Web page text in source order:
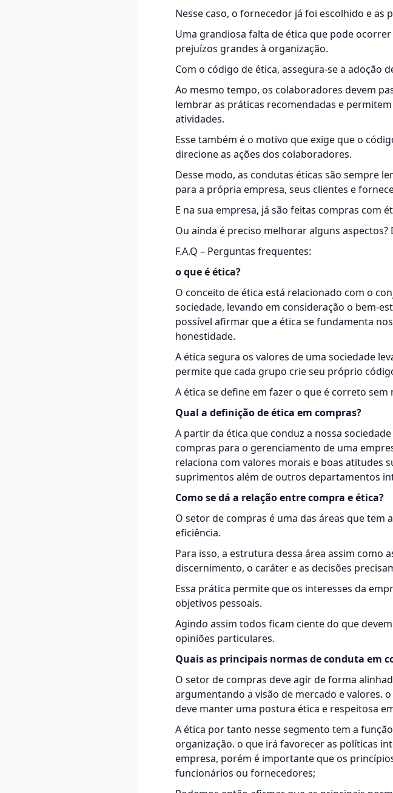
Nesse caso, o fornecedor já foi escolhido e as
Uma grandiosa falta de ética que pode
prejuízos grandes à organização.
Com o código de ética, assegura-se a adoção
Ao mesmo tempo, os colaboradores devem
lembrar as práticas recomendadas e
atividades.
Esse também é o motivo que exige que o
direcione as ações dos colaboradores.
Desse modo, as condutas éticas são sempre
para a própria empresa, seus clientes e
E na sua empresa, já são feitas compras com
Ou ainda é preciso melhorar alguns
F.A.Q – Perguntas frequentes:
o que é ética?
O conceito de ética está relacionado com o
sociedade, levando em consideração o bem-
possível afirmar que a ética se fundamenta
honestidade.
A ética segura os valores de uma sociedade
permite que cada grupo crie seu próprio
A ética se define em fazer o que é correto
Qual a definição de ética em compras?
A partir da ética que conduz a nossa
compras para o gerenciamento de uma
relaciona com valores morais e boas atitudes
suprimentos além de outros departamentos
Como se dá a relação entre compra e ética?
O setor de compras é uma das áreas que
eficiência.
Para isso, a estrutura dessa área assim como
discernimento, o caráter e as decisões
Essa prática permite que os interesses da
objetivos pessoais.
Agindo assim todos ficam ciente do que
opiniões particulares.
Quais as principais normas de conduta em
O setor de compras deve agir de forma
argumentando a visão de mercado e valores.
deve manter uma postura ética e respeitosa
A ética por tanto nesse segmento tem a
organização. o que irá favorecer as políticas
empresa, porém é importante que os
funcionários ou fornecedores;